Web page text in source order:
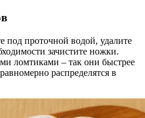
проточной водой, удалите
зачистите ножки.
ломтиками – так они быстрее
распределятся в